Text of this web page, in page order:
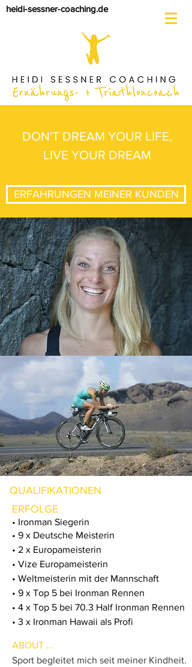
heidi-sessner-coaching.de
DON'T DREAM YOUR LIFE,
LIVE YOUR DREAM
ERFAHRUNGEN MEINER KUNDEN
QUALIFIKATIONEN
ERFOLGE
• Ironman Siegerin
• 9 x Deutsche Meisterin
• 2 x Europameisterin
• Vize Europameisterin
• Weltmeisterin mit der Mannschaft
• 9 x Top 5 bei Ironman Rennen
• 4 x Top 5 bei 70.3 Half Ironman Rennen
• 3 x Ironman Hawaii als Profi
ABOUT ...
Sport begleitet mich seit meiner Kindheit.